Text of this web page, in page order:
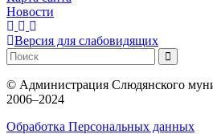
Новости
Версия для слабовидящих
© Администрация Слюдянского
2006–2024
Обработка Персональных данных